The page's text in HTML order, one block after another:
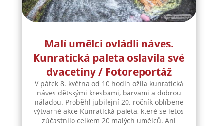
Malí umělci ovládli náves.
Kunratická paleta oslavila své
dvacetiny / Fotoreportáž
V pátek 8. května od 10 hodin ožila kunratická
náves dětskými kresbami, barvami a dobrou
náladou. Proběhl jubilejní 20. ročník oblíbené
výtvarné akce Kunratická paleta, které se letos
zúčastnilo celkem 20 malých umělců. Ani